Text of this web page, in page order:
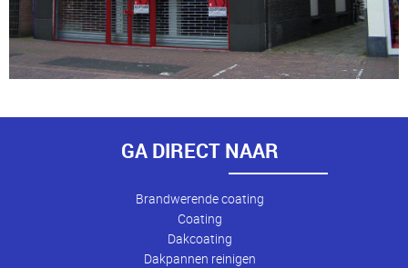
GA DIRECT NAAR
Brandwerende coating
Coating
Dakcoating
Dakpannen reinigen